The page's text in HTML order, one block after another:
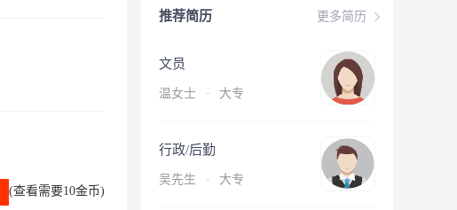
(查看需要10金币)
更多简历
推荐简历
文员
温女士 · 大专
行政/后勤
吴先生 · 大专